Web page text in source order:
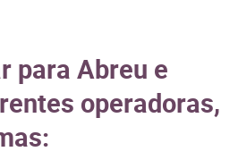
para Abreu e
operadoras,